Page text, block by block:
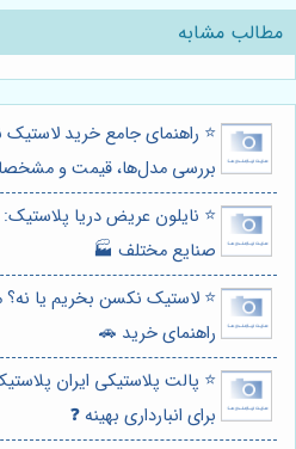
مطالب مشابه
⭐️ راهنمای جامع خرید لاستیک
بررسی مدل‌ها، قیمت و
⭐️ نایلون عریض دریا پلاستیک:
صنایع مختلف 🏭
⭐️ لاستیک نکسن بخریم یا نه؟
راهنمای خرید 🚗
⭐️ پالت پلاستیکی ایران
برای انبارداری بهینه ❓